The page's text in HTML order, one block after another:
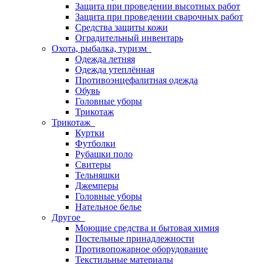
Защита при проведении высотных работ
Защита при проведении сварочных работ
Средства защиты кожи
Оградительный инвентарь
Охота, рыбалка, туризм
Одежда летняя
Одежда утеплённая
Противоэнцефалитная одежда
Обувь
Головные уборы
Трикотаж
Трикотаж
Куртки
Футболки
Рубашки поло
Свитеры
Тельняшки
Джемперы
Головные уборы
Нательное белье
Другое
Моющие средства и бытовая химия
Постельные принадлежности
Противопожарное оборудование
Текстильные материалы